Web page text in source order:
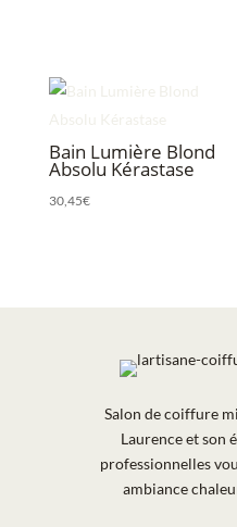
Bain Lumière Blond
Absolu Kérastase
30,45€
Salon de coiffure
Laurence et son
professionnelles
ambiance